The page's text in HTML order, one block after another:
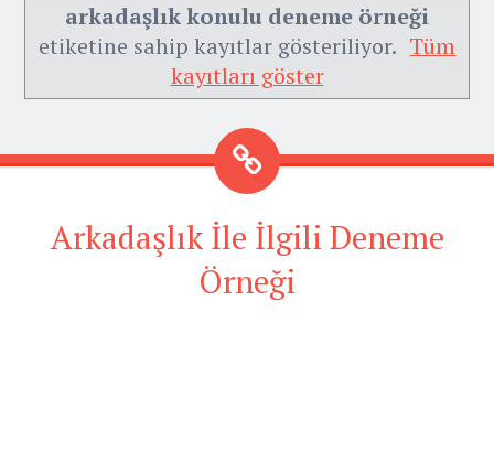
arkadaşlık konulu deneme örneği
etiketine sahip kayıtlar gösteriliyor. Tüm
kayıtları göster
Arkadaşlık İle İlgili Deneme
Örneği